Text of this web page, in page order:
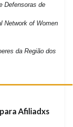
Defensoras de
Network of Women
da Região dos
Afiliadxs